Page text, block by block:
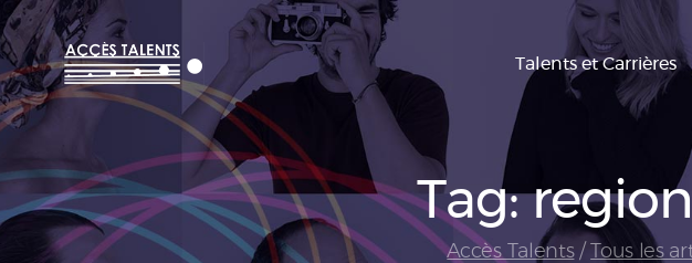
Talents et Carrières
Tag:
Accès Talents Tous les
Talents
Conseil